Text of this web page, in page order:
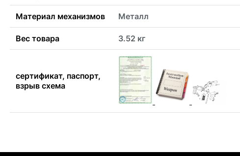
Материал механизмов Металл
Вес товара 3.52 кг
сертификат, паспорт,
взрыв схема